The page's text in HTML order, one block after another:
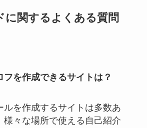
に関するよくある質問
フを作成できるサイトは？
ルを作成するサイトは多数あ
様々な場所で使える自己紹介